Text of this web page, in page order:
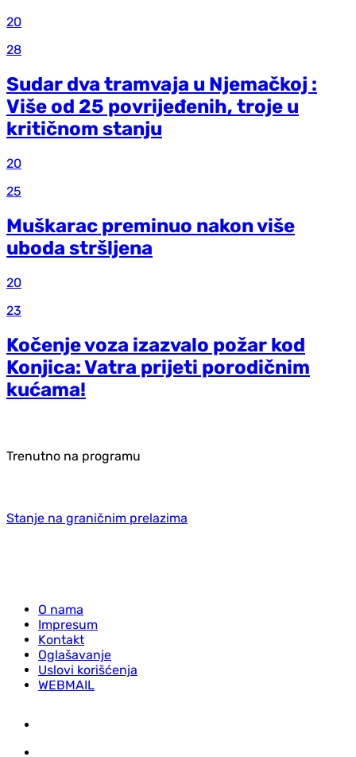
20
28
Sudar dva tramvaja u Njemačkoj :
Više od 25 povrijeđenih, troje u
kritičnom stanju
20
25
Muškarac preminuo nakon više
uboda stršljena
20
23
Kočenje voza izazvalo požar kod
Konjica: Vatra prijeti porodičnim
kućama!
Trenutno na programu
Stanje na graničnim prelazima
O nama
Impresum
Kontakt
Oglašavanje
Uslovi korišćenja
WEBMAIL